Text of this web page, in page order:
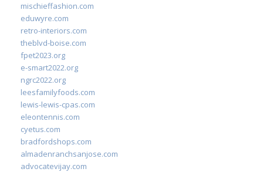
mischieffashion.com
eduwyre.com
retro-interiors.com
theblvd-boise.com
fpet2023.org
e-smart2022.org
ngrc2022.org
leesfamilyfoods.com
lewis-lewis-cpas.com
eleontennis.com
cyetus.com
bradfordshops.com
almadenranchsanjose.com
advocatevijay.com